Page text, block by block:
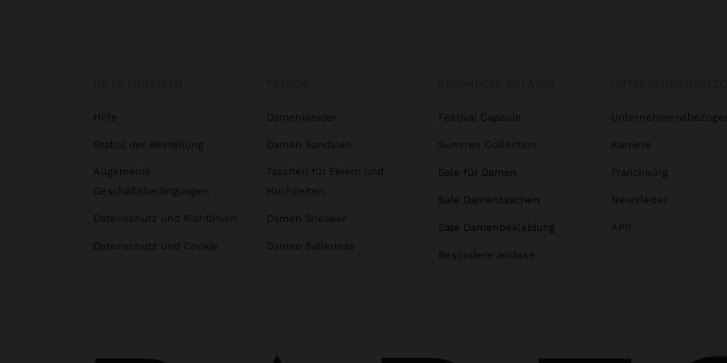
Hilfe
Status der Bestellung
Allgemeine
Geschäftsbedingungen
Datenschutz und Richtlinien
Datenschutz und Cookie
Damenkleider
Damen Sandalen
Taschen für Feiern und
Hochzeiten
Damen Sneaker
Damen Ballerinas
Festival Capsule
Summer Collection
Sale für Damen
Sale Damentaschen
Sale Damenbekleidung
Besondere anlässe
Karriere
Franchising
Newsletter
APP